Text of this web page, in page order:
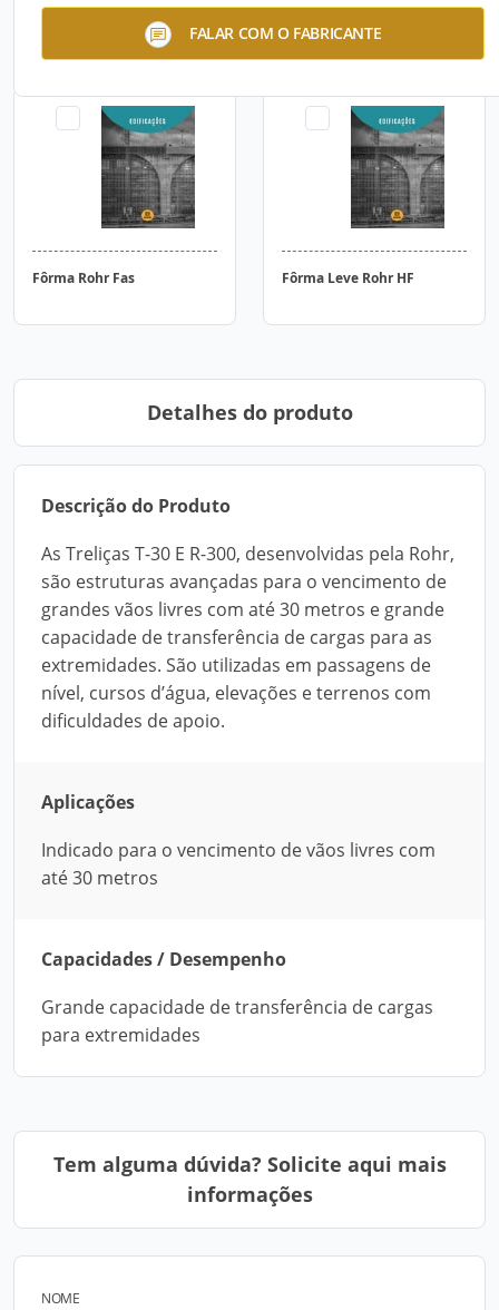
FALAR COM O FABRICANTE
Módulo Curvo Rohr FAC
Fôrma Rohr Fas Fôrma Leve Rohr HF
Detalhes do produto
Descrição do Produto
As Treliças T-30 E R-300, desenvolvidas pela Rohr,
são estruturas avançadas para o vencimento de
grandes vãos livres com até 30 metros e grande
capacidade de transferência de cargas para as
extremidades. São utilizadas em passagens de
nível, cursos d’água, elevações e terrenos com
dificuldades de apoio.
Aplicações
Indicado para o vencimento de vãos livres com
até 30 metros
Capacidades / Desempenho
Grande capacidade de transferência de cargas
para extremidades
Tem alguma dúvida? Solicite aqui mais
informações
NOME